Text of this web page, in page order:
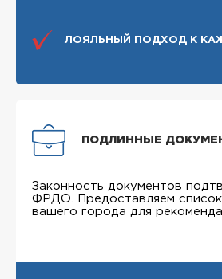
ЛОЯЛЬНЫЙ ПОДХОД К
ПОДЛИННЫЕ
Законность документов
ФРДО. Предоставляем список
вашего города для